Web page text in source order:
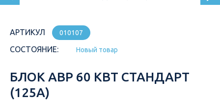
АРТИКУЛ 010107
СОСТОЯНИЕ: Новый товар
БЛОК АВР 60 КВТ СТАНДАРТ
(125А)